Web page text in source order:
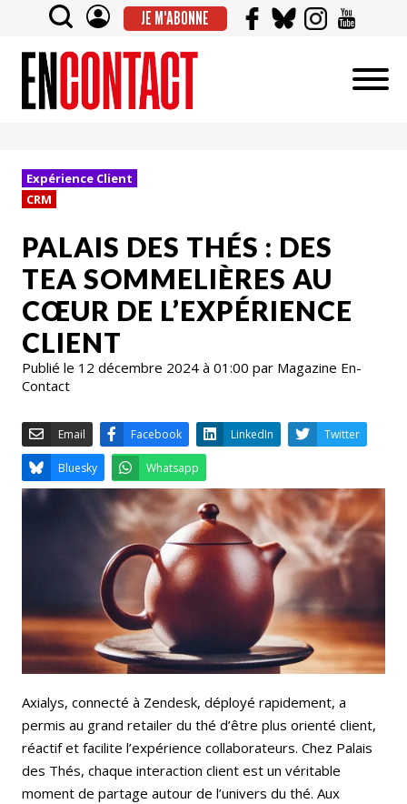
JE M'ABONNE
Expérience Client
CRM
PALAIS DES THÉS : DES
TEA SOMMELIÈRES AU
CŒUR DE L’EXPÉRIENCE
CLIENT
Publié le 12 décembre 2024 à 01:00 par Magazine En-
Contact
Email Facebook LinkedIn
Bluesky Whatsapp
Axialys, connecté à Zendesk, déployé rapidement, a
permis au grand retailer du thé d’être plus orienté client,
réactif et facilite l’expérience collaborateurs. Chez Palais
des Thés, chaque interaction client est un véritable
moment de partage autour de l’univers du thé. Aux